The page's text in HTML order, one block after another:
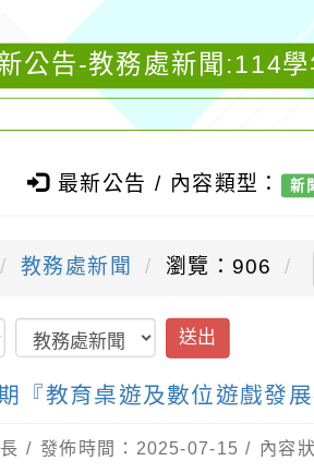
公告-教務處新聞:114
最新公告 / 內容類型： 新
教務處新聞 瀏覽：906
送出
『教育桌遊及數位遊戲發
/ 發佈時間：2025-07-15 / 內容